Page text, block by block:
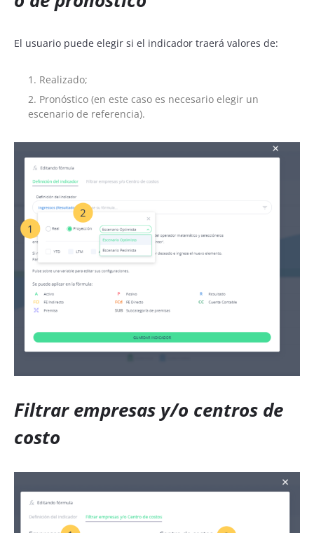
El usuario puede elegir si el indicador traerá valores de:
Realizado;
Pronóstico (en este caso es necesario elegir un
escenario de referencia).
Filtrar empresas y/o centros de
costo